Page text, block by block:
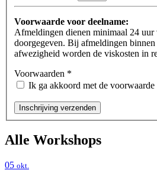
Voorwaarde voor deelname:
Afmeldingen dienen minimaal 24 uur
doorgegeven. Bij afmeldingen
afwezigheid worden de viskosten in
Voorwaarden *
Ik ga akkoord met de voorwaarde
Inschrijving verzenden
Alle Workshops
05 okt.